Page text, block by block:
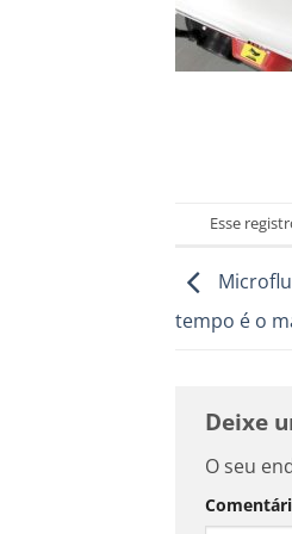
Esse
tempo é o
Deixe
O seu